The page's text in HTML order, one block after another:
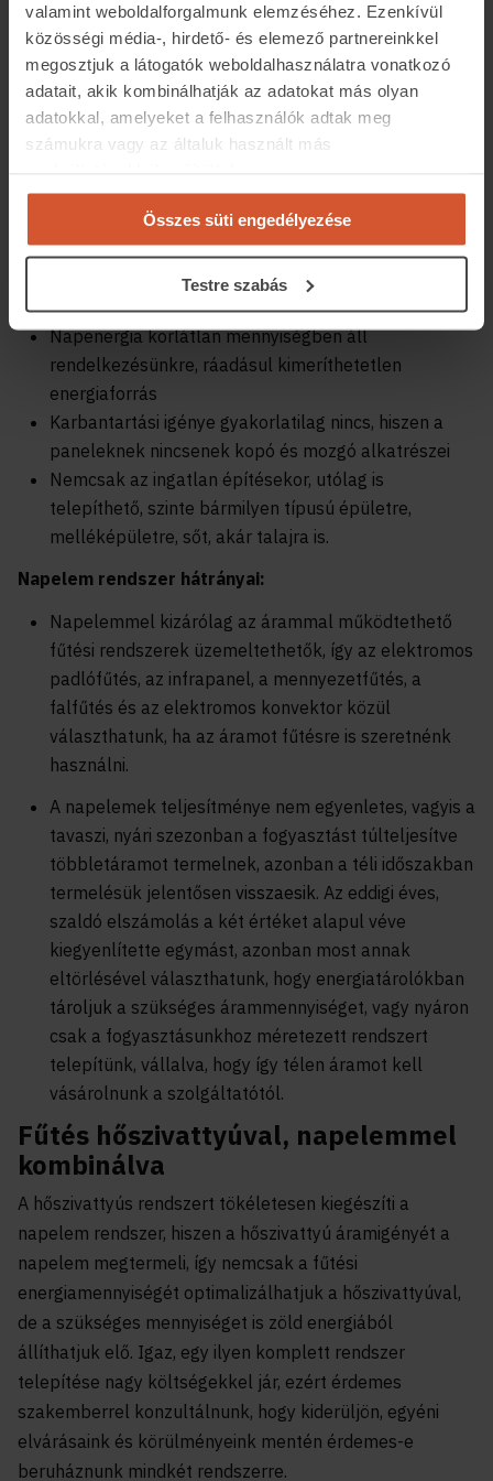
valamint weboldalforgalmunk elemzéséhez. Ezenkívül
közösségi média-, hirdető- és elemező partnereinkkel
megosztjuk a látogatók weboldalhasználatra vonatkozó
adatait, akik kombinálhatják az adatokat más olyan
adatokkal, amelyeket a felhasználók adtak meg
számukra vagy az általuk használt más
Összes süti engedélyezése
Testre szabás
Napelem rendszer előnyei:
A rendszer által megtermelt áramot nemcsak
fűtésre, de az energiaigényes háztartási eszközök
működtetésére is felhasználhatjuk.
Napenergia korlátlan mennyiségben áll
rendelkezésünkre, ráadásul kimeríthetetlen
energiaforrás
Karbantartási igénye gyakorlatilag nincs, hiszen a
paneleknek nincsenek kopó és mozgó alkatrészei
Nemcsak az ingatlan építésekor, utólag is
telepíthető, szinte bármilyen típusú épületre,
melléképületre, sőt, akár talajra is.
Napelem rendszer hátrányai:
Napelemmel kizárólag az árammal működtethető
fűtési rendszerek üzemeltethetők, így az elektromos
padlófűtés, az infrapanel, a mennyezetfűtés, a
falfűtés és az elektromos konvektor közül
választhatunk, ha az áramot fűtésre is szeretnénk
használni.
A napelemek teljesítménye nem egyenletes, vagyis a
tavaszi, nyári szezonban a fogyasztást túlteljesítve
többletáramot termelnek, azonban a téli időszakban
termelésük jelentősen visszaesik. Az eddigi éves,
szaldó elszámolás a két értéket alapul véve
kiegyenlítette egymást, azonban most annak
eltörlésével választhatunk, hogy energiatárolókban
tároljuk a szükséges árammennyiséget, vagy nyáron
csak a fogyasztásunkhoz méretezett rendszert
telepítünk, vállalva, hogy így télen áramot kell
vásárolnunk a szolgáltatótól.
Fűtés hőszivattyúval, napelemmel
kombinálva
A hőszivattyús rendszert tökéletesen kiegészíti a
napelem rendszer, hiszen a hőszivattyú áramigényét a
napelem megtermeli, így nemcsak a fűtési
energiamennyiségét optimalizálhatjuk a hőszivattyúval,
de a szükséges mennyiséget is zöld energiából
állíthatjuk elő. Igaz, egy ilyen komplett rendszer
telepítése nagy költségekkel jár, ezért érdemes
szakemberrel konzultálnunk, hogy kiderüljön, egyéni
elvárásaink és körülményeink mentén érdemes-e
beruháznunk mindkét rendszerre.